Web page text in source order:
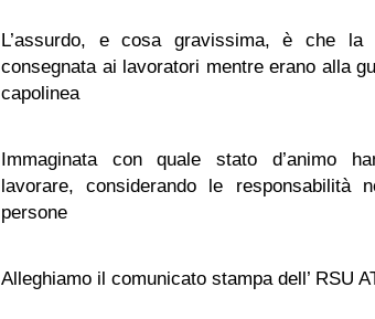
L’assurdo, e cosa gravissima, è che
consegnata ai lavoratori mentre erano alla
capolinea
Immaginata con quale stato d’animo
lavorare, considerando le responsabilità
persone
Alleghiamo il comunicato stampa dell’ RSU